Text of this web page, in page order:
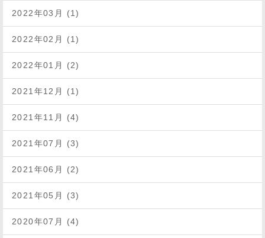
2022年03月 (1)
2022年02月 (1)
2022年01月 (2)
2021年12月 (1)
2021年11月 (4)
2021年07月 (3)
2021年06月 (2)
2021年05月 (3)
2020年07月 (4)